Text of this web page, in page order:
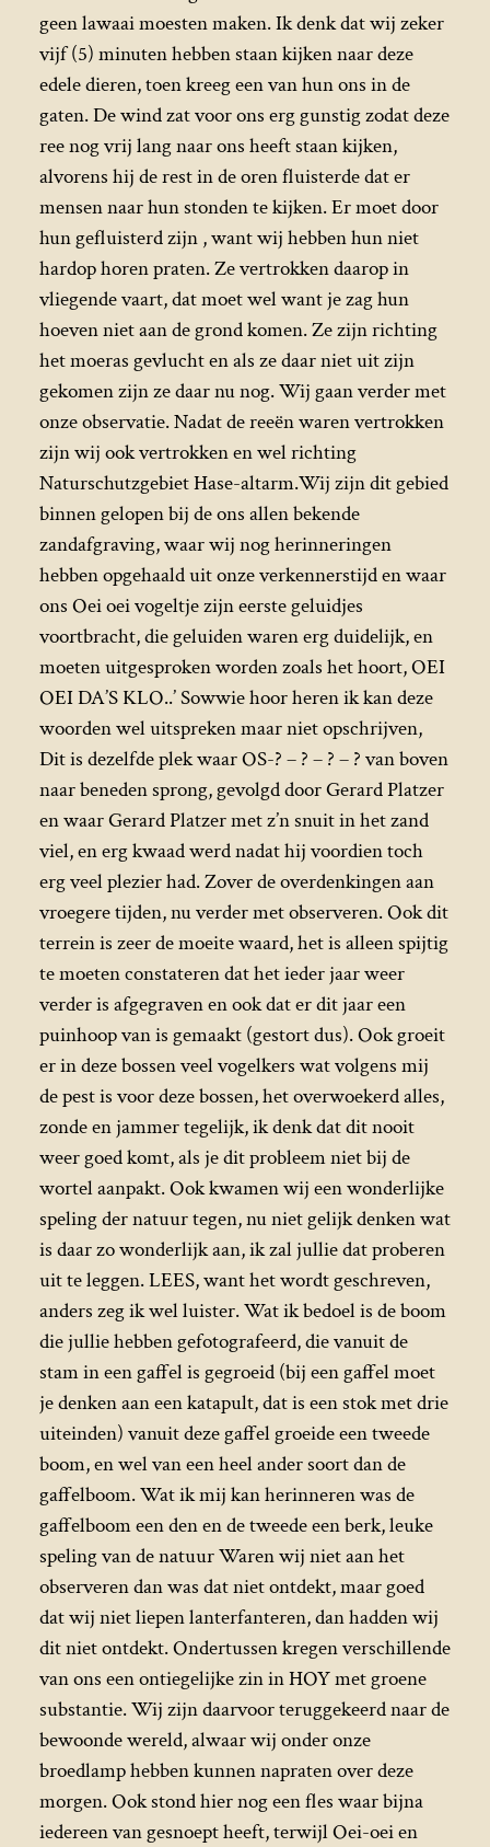
geen lawaai moesten maken. Ik denk dat wij zeker
vijf (5) minuten hebben staan kijken naar deze
edele dieren, toen kreeg een van hun ons in de
gaten. De wind zat voor ons erg gunstig zodat deze
ree nog vrij lang naar ons heeft staan kijken,
alvorens hij de rest in de oren fluisterde dat er
mensen naar hun stonden te kijken. Er moet door
hun gefluisterd zijn , want wij hebben hun niet
hardop horen praten. Ze vertrokken daarop in
vliegende vaart, dat moet wel want je zag hun
hoeven niet aan de grond komen. Ze zijn richting
het moeras gevlucht en als ze daar niet uit zijn
gekomen zijn ze daar nu nog. Wij gaan verder met
onze observatie. Nadat de reeën waren vertrokken
zijn wij ook vertrokken en wel richting
Naturschutzgebiet Hase-altarm.Wij zijn dit gebied
binnen gelopen bij de ons allen bekende
zandafgraving, waar wij nog herinneringen
hebben opgehaald uit onze verkennerstijd en waar
ons Oei oei vogeltje zijn eerste geluidjes
voortbracht, die geluiden waren erg duidelijk, en
moeten uitgesproken worden zoals het hoort, OEI
OEI DA’S KLO..’ Sowwie hoor heren ik kan deze
woorden wel uitspreken maar niet opschrijven,
Dit is dezelfde plek waar OS-? – ? – ? – ? van boven
naar beneden sprong, gevolgd door Gerard Platzer
en waar Gerard Platzer met z’n snuit in het zand
viel, en erg kwaad werd nadat hij voordien toch
erg veel plezier had. Zover de overdenkingen aan
vroegere tijden, nu verder met observeren. Ook dit
terrein is zeer de moeite waard, het is alleen spijtig
te moeten constateren dat het ieder jaar weer
verder is afgegraven en ook dat er dit jaar een
puinhoop van is gemaakt (gestort dus). Ook groeit
er in deze bossen veel vogelkers wat volgens mij
de pest is voor deze bossen, het overwoekerd alles,
zonde en jammer tegelijk, ik denk dat dit nooit
weer goed komt, als je dit probleem niet bij de
wortel aanpakt. Ook kwamen wij een wonderlijke
speling der natuur tegen, nu niet gelijk denken wat
is daar zo wonderlijk aan, ik zal jullie dat proberen
uit te leggen. LEES, want het wordt geschreven,
anders zeg ik wel luister. Wat ik bedoel is de boom
die jullie hebben gefotografeerd, die vanuit de
stam in een gaffel is gegroeid (bij een gaffel moet
je denken aan een katapult, dat is een stok met drie
uiteinden) vanuit deze gaffel groeide een tweede
boom, en wel van een heel ander soort dan de
gaffelboom. Wat ik mij kan herinneren was de
gaffelboom een den en de tweede een berk, leuke
speling van de natuur Waren wij niet aan het
observeren dan was dat niet ontdekt, maar goed
dat wij niet liepen lanterfanteren, dan hadden wij
dit niet ontdekt. Ondertussen kregen verschillende
van ons een ontiegelijke zin in HOY met groene
substantie. Wij zijn daarvoor teruggekeerd naar de
bewoonde wereld, alwaar wij onder onze
broedlamp hebben kunnen napraten over deze
morgen. Ook stond hier nog een fles waar bijna
iedereen van gesnoept heeft, terwijl Oei-oei en